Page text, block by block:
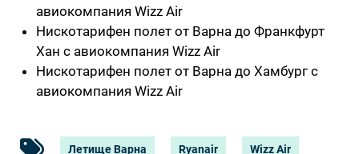
авиокомпания Wizz Air
Нискотарифен полет от Варна до Франкфурт
Хан с авиокомпания Wizz Air
Нискотарифен полет от Варна до Хамбург с
авиокомпания Wizz Air
Летище Варна Ryanair Wizz Air